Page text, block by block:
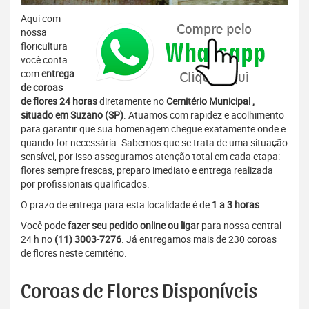
Aqui com
nossa
floricultura
você conta
comentrega
de coroas
de flores 24 horasdiretamente noCemitério Municipal ,
situado em Suzano (SP). Atuamos com rapidez e acolhimento
para garantir que sua homenagem chegue exatamente onde e
quando for necessária. Sabemos que se trata de uma situação
sensível, por isso asseguramos atenção total em cada etapa:
flores sempre frescas, preparo imediato e entrega realizada
por profissionais qualificados.
O prazo de entrega para esta localidade é de 1 a 3 horas.
Você podefazer seu pedido online ou ligar para nossa central
24 h no (11) 3003-7276. Já entregamos mais de 230 coroas
de flores neste cemitério.
Coroas de Flores Disponíveis